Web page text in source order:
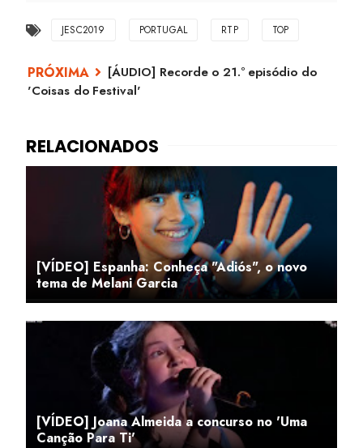
JESC2019 PORTUGAL RTP TOP
[ÁUDIO] Recorde o 21.º episódio do
'Coisas do Festival'
[VÍDEO] Espanha: Conheça "Adiós", o novo
tema de Melani Garcia
[VÍDEO] Joana Almeida a concurso no 'Uma
Canção Para Ti'